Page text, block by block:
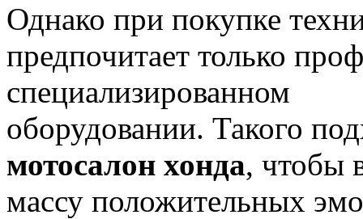
Однако при покупке
предпочитает только
специализированном
оборудовании. Такого
мотосалон хонда, чтобы
массу положительных